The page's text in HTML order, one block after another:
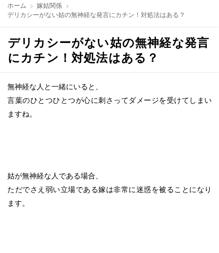
ン
動
ホーム
嫁姑関係
デリカシーがない姑の無神経な発言にカチン！対処法はある？
デリカシーがない姑の無神経な発言
にカチン！対処法はある？
無神経な人と一緒にいると、
言葉のひとつひとつが心に刺さってダメージを受けてしまい
ますね。
姑が無神経な人である場合、
ただでさえ弱い立場である嫁は非常に迷惑を被ることになり
ます。